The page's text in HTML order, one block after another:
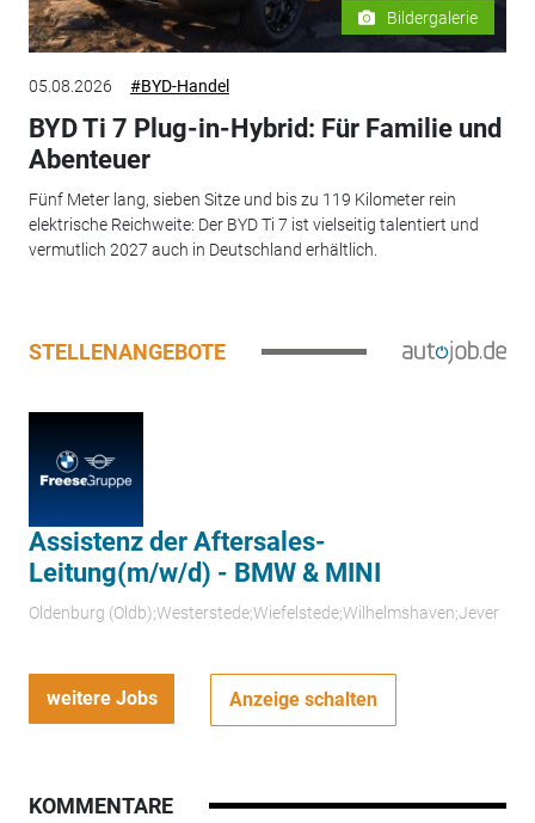
Bildergalerie
05.08.2026 #BYD-Handel
BYD Ti 7 Plug-in-Hybrid: Für Familie und
Abenteuer
Fünf Meter lang, sieben Sitze und bis zu 119 Kilometer rein
elektrische Reichweite: Der BYD Ti 7 ist vielseitig talentiert und
vermutlich 2027 auch in Deutschland erhältlich.
STELLENANGEBOTE
Assistenz der Aftersales-
Leitung(m/w/d) - BMW & MINI
Oldenburg (Oldb);Westerstede;Wiefelstede;Wilhelmshaven;Jever
weitere Jobs Anzeige schalten
KOMMENTARE